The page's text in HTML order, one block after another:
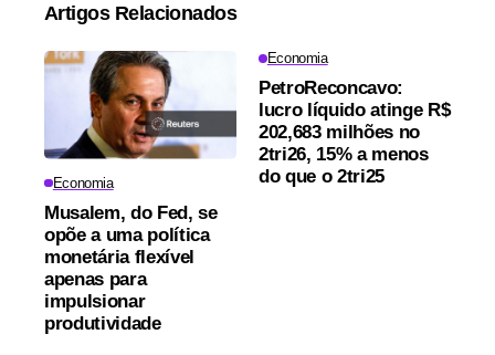
Artigos Relacionados
Economia
Musalem, do Fed, se
opõe a uma política
monetária flexível
apenas para
impulsionar
produtividade
Economia
PetroReconcavo:
lucro líquido atinge R$
202,683 milhões no
2tri26, 15% a menos
do que o 2tri25